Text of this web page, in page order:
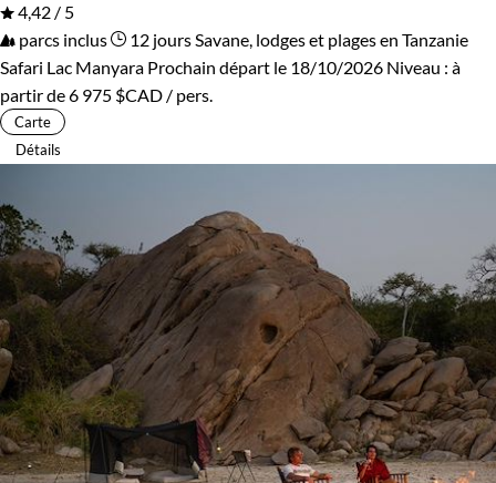
4,42 / 5
parcs inclus
12 jours Savane, lodges et plages en Tanzanie
Safari Lac Manyara Prochain départ le 18/10/2026 Niveau : à
partir de6 975 $CAD / pers.
Carte
Détails